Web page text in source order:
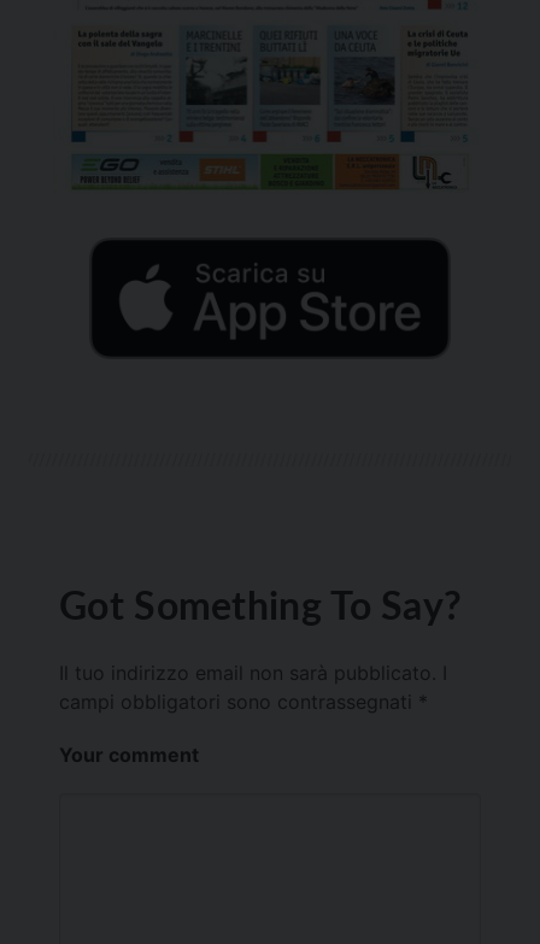
Got Something To Say?
Il tuo indirizzo email non sarà pubblicato.
campi obbligatori sono contrassegnati *
Your comment